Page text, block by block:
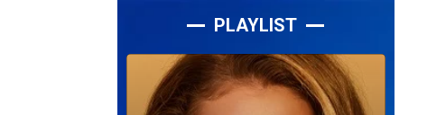
PLAYLIST
Lecteur